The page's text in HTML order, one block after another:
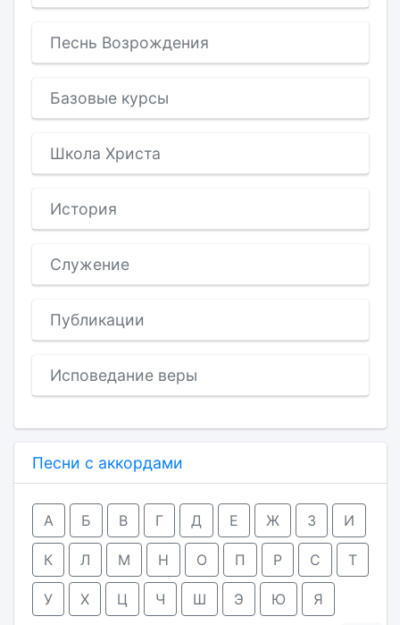
Песнь Возрождения
Базовые курсы
Школа Христа
История
Служение
Публикации
Исповедание веры
Песни с аккордами
А Б В Г Д Е Ж З И
К Л М Н О П Р С Т
У Х Ц Ч Ш Э Ю Я